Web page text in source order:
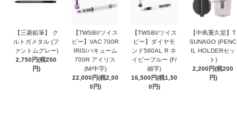
【三菱鉛筆】 ク
ルトガメタル (フ
ァントムグレー)
2,750円(税250
円)
【TWSBI/ツイス
ビー】VAC 700R
IRIS/バキューム
700R アイリス
(M/中字)
22,000円(税2,00
0円)
【TWSBI/ツイス
ビー】ダイヤモ
ンド580AL R ネ
イビーブルー (F/
細字)
16,500円(税1,50
0円)
【中島重久堂】T
SUNAGO (PENC
IL HOLDERセッ
ト)
2,200円(税200
円)